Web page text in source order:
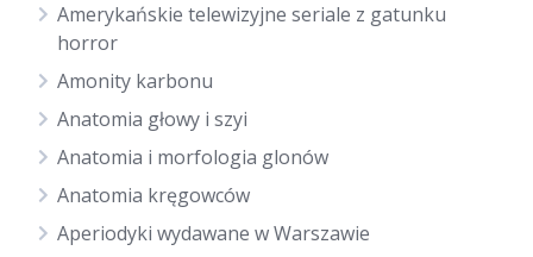
Amerykańskie telewizyjne seriale z gatunku
horror
Amonity karbonu
Anatomia głowy i szyi
Anatomia i morfologia glonów
Anatomia kręgowców
Aperiodyki wydawane w Warszawie